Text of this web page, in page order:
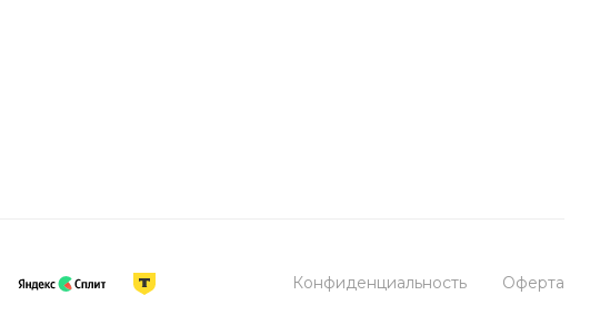
Конфиденциальность Оферта